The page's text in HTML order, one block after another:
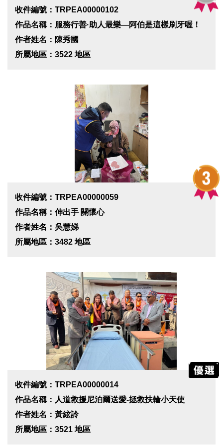
收件編號：TRPEA00000102
作品名稱：服務行善·助人最樂—阿伯是這樣刷牙喔！
作者姓名：陳秀國
所屬地區：3522 地區
收件編號：TRPEA00000059
作品名稱：伸出手 關懷心
作者姓名：吳慧娣
所屬地區：3482 地區
收件編號：TRPEA00000014
作品名稱：人道救援尼泊爾送愛-拯救扶輪小天使
作者姓名：黃絃詅
所屬地區：3521 地區